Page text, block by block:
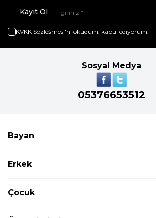
Kayıt Ol
KVKK Sözleşmesi'ni okudum, kabul ediyorum.
Sosyal Medya
05376653512
Bayan
Erkek
Çocuk